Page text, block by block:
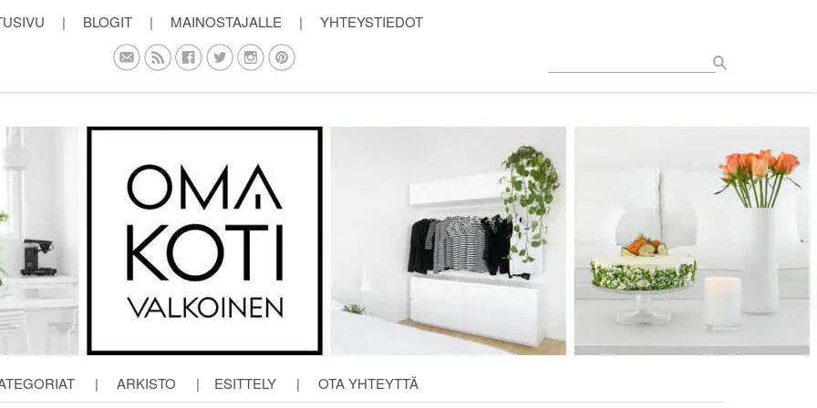
| BLOGIT | MAINOSTAJALLE | YHTEYSTIEDOT
| ARKISTO | ESITTELY | OTA YHTEYTTÄ